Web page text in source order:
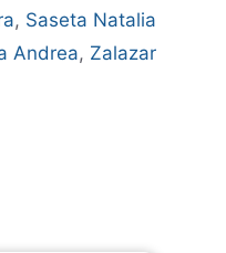
, Saseta Natalia
Andrea, Zalazar